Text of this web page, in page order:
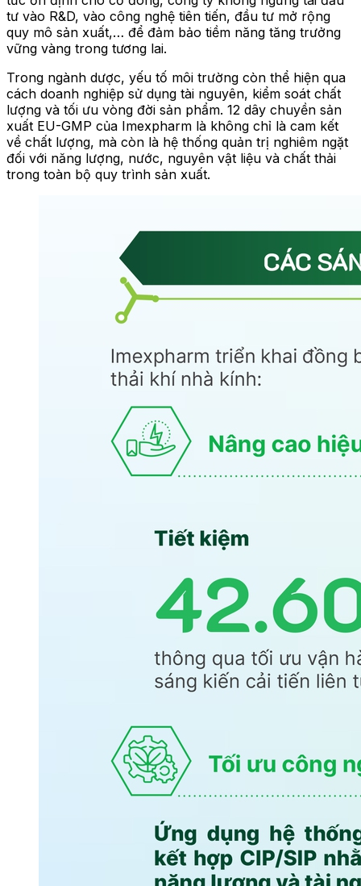
tư vào R&D, vào công nghệ tiên tiến, đầu tư mở rộng
quy mô sản xuất,… để đảm bảo tiềm năng tăng trưởng
vững vàng trong tương lai.
Trong ngành dược, yếu tố môi trường còn thể hiện qua
cách doanh nghiệp sử dụng tài nguyên, kiểm soát chất
lượng và tối ưu vòng đời sản phẩm. 12 dây chuyền sản
xuất EU-GMP của Imexpharm là không chỉ là cam kết
về chất lượng, mà còn là hệ thống quản trị nghiêm ngặt
đối với năng lượng, nước, nguyên vật liệu và chất thải
trong toàn bộ quy trình sản xuất.